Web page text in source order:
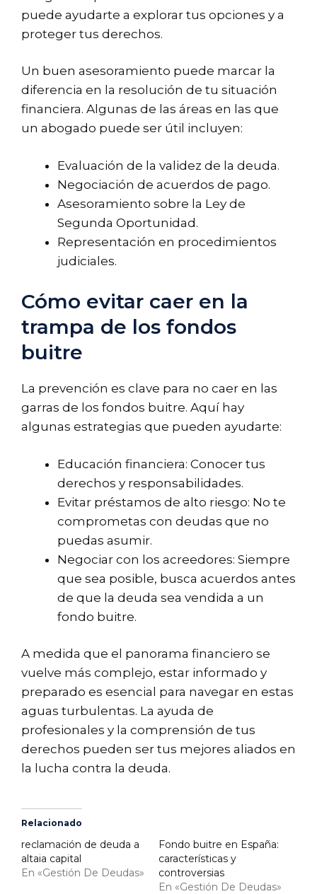
puede ayudarte a explorar tus opciones y a
proteger tus derechos.
Un buen asesoramiento puede marcar la
diferencia en la resolución de tu situación
financiera. Algunas de las áreas en las que
un abogado puede ser útil incluyen:
Evaluación de la validez de la deuda.
Negociación de acuerdos de pago.
Asesoramiento sobre la Ley de
Segunda Oportunidad.
Representación en procedimientos
judiciales.
Cómo evitar caer en la
trampa de los fondos
buitre
La prevención es clave para no caer en las
garras de los fondos buitre. Aquí hay
algunas estrategias que pueden ayudarte:
Educación financiera: Conocer tus
derechos y responsabilidades.
Evitar préstamos de alto riesgo: No te
comprometas con deudas que no
puedas asumir.
Negociar con los acreedores: Siempre
que sea posible, busca acuerdos antes
de que la deuda sea vendida a un
fondo buitre.
A medida que el panorama financiero se
vuelve más complejo, estar informado y
preparado es esencial para navegar en estas
aguas turbulentas. La ayuda de
profesionales y la comprensión de tus
derechos pueden ser tus mejores aliados en
la lucha contra la deuda.
Relacionado
reclamación de deuda a
altaia capital
En «Gestión De Deudas»
Fondo buitre en España:
características y
controversias
En «Gestión De Deudas»